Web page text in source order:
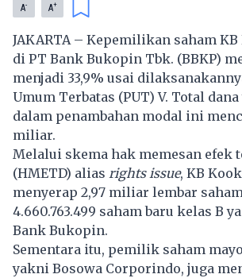
A- A+
JAKARTA – Kepemilikan saham
di PT Bank Bukopin Tbk. (BBKP)
menjadi 33,9% usai
Umum Terbatas (PUT) V. Total
dalam penambahan modal ini
miliar.
Melalui skema hak memesan efek
(HMETD) alias rights issue, KB
menyerap 2,97 miliar lembar
4.660.763.499 saham baru kelas B
Bank Bukopin.
Sementara itu, pemilik saham
yakni Bosowa Corporindo, juga